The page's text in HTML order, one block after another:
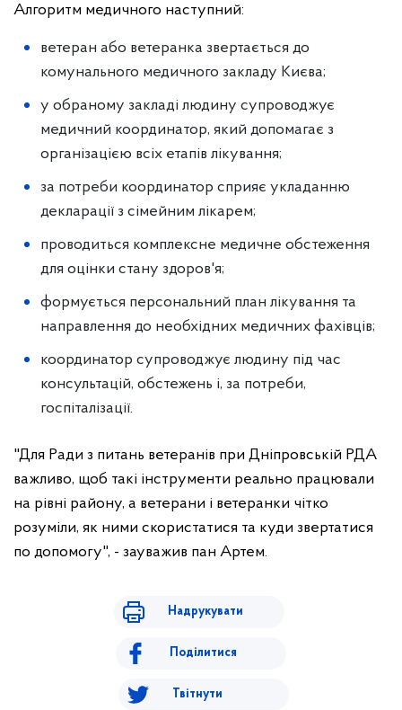
Алгоритм медичного наступний:
ветеран або ветеранка звертається до
комунального медичного закладу Києва;
у обраному закладі людину супроводжує
медичний координатор, який допомагає з
організацією всіх етапів лікування;
за потреби координатор сприяє укладанню
декларації з сімейним лікарем;
проводиться комплексне медичне обстеження
для оцінки стану здоров'я;
формується персональний план лікування та
направлення до необхідних медичних фахівців;
координатор супроводжує людину під час
консультацій, обстежень і, за потреби,
госпіталізації.
"Для Ради з питань ветеранів при Дніпровській РДА
важливо, щоб такі інструменти реально працювали
на рівні району, а ветерани і ветеранки чітко
розуміли, як ними скористатися та куди звертатися
по допомогу", - зауважив пан Артем.
Надрукувати
Поділитися
Твітнути